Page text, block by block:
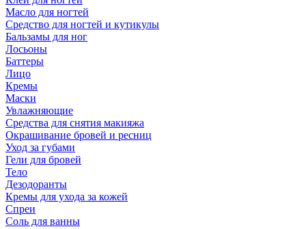
Масло для ногтей
Средство для ногтей и кутикулы
Бальзамы для ног
Лосьоны
Баттеры
Лицо
Кремы
Маски
Увлажняющие
Средства для снятия макияжа
Окрашивание бровей и ресниц
Уход за губами
Гели для бровей
Тело
Дезодоранты
Кремы для ухода за кожей
Спреи
Соль для ванны